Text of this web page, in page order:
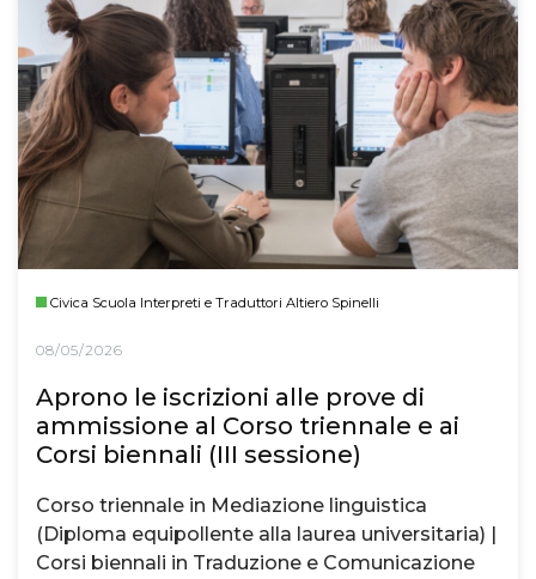
Civica Scuola Interpreti e Traduttori Altiero Spinelli
08/05/2026
Aprono le iscrizioni alle prove di
ammissione al Corso triennale e ai
Corsi biennali (III sessione)
Corso triennale in Mediazione linguistica
(Diploma equipollente alla laurea universitaria) |
Corsi biennali in Traduzione e Comunicazione